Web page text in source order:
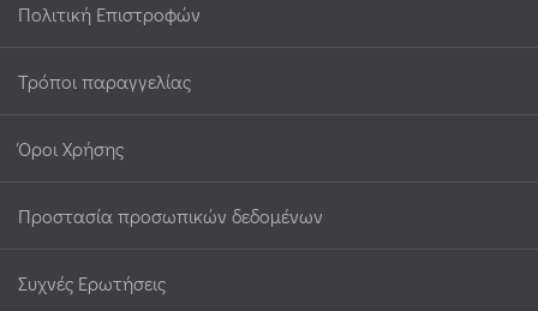
Πολιτική Επιστροφών
Τρόποι παραγγελίας
Όροι Χρήσης
Προστασία προσωπικών δεδομένων
Συχνές Ερωτήσεις